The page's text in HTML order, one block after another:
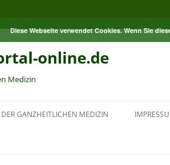
online.de
Medizin
GANZHEITLICHEN MEDIZIN
Diese Webseite verwendet Cookies. Wenn Sie